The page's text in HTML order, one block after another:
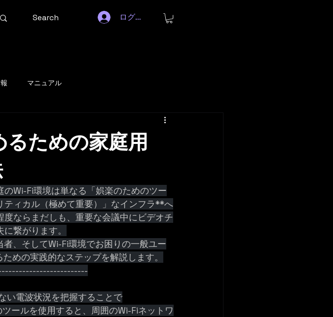
ログイン
マニュアル
ための家庭用
Wi-Fi環境は単なる「娯楽のためのツー
ィカル（極めて重要）」なインフラ**へ
ならまだしも、重要な会議中にビデオチ
繋がります。
、そしてWi-Fi環境でお困りの一般ユー
めの実践的なステップを解説します。
い電波状況を把握することで
ツールを使用すると、周囲のWi-Fiネットワ